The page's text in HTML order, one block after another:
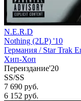
N.E.R.D
Nothing (2LP) '10
Германия / Star Trak
Хип-Хоп
Переиздание'20
SS/SS
7 690 руб.
6 152 руб.